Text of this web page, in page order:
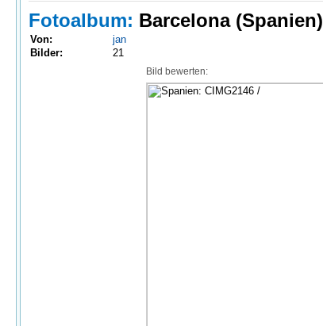
Fotoalbum: Barcelona (Spanien)
Von:
jan
Bilder:
21
Bild bewerten: